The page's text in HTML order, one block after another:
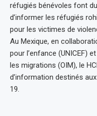
réfugiés bénévoles font
d’informer les réfugiés
pour les victimes de
Au Mexique, en
pour l’enfance (UNICEF)
les migrations (OIM), le
d’information destinés
19.